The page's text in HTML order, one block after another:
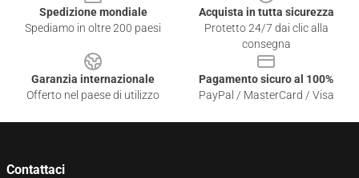
Spedizione mondiale
Spediamo in oltre 200 paesi
Acquista in tutta sicurezza
Protetto 24/7 dai clic alla
consegna
Garanzia internazionale
Offerto nel paese di utilizzo
Pagamento sicuro al 100%
PayPal / MasterCard / Visa
Contattaci